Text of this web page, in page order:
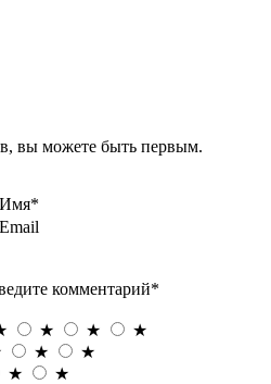
вы можете быть первым.
Имя*
Email
комментарий*
★ ★
★
★
★
★
★